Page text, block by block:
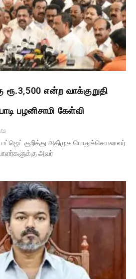
ரூ.3,500 என்ற வாக்குறுதி
பழனிசாமி கேள்வி
குறித்து அதிமுக பொதுச்செயலாளர்
அவர்